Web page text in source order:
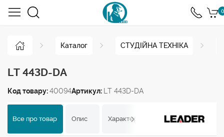
0
Каталог СТУДІЙНА ТЕХНІКА
LT 443D-DA
Код товару:40094Артикул: LT 443D-DA
Все про товар Опис Характеристики Відгуки